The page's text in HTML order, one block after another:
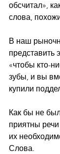
обсчитал»,
слова,
В наш
представить
«чтобы кто-
зубы, и вы
купили
Как бы не
приятны
их
Слова.